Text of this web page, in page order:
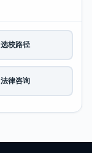
选校路径
法律咨询